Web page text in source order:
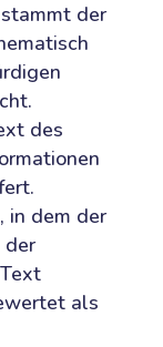
der
des
in dem der
der
als